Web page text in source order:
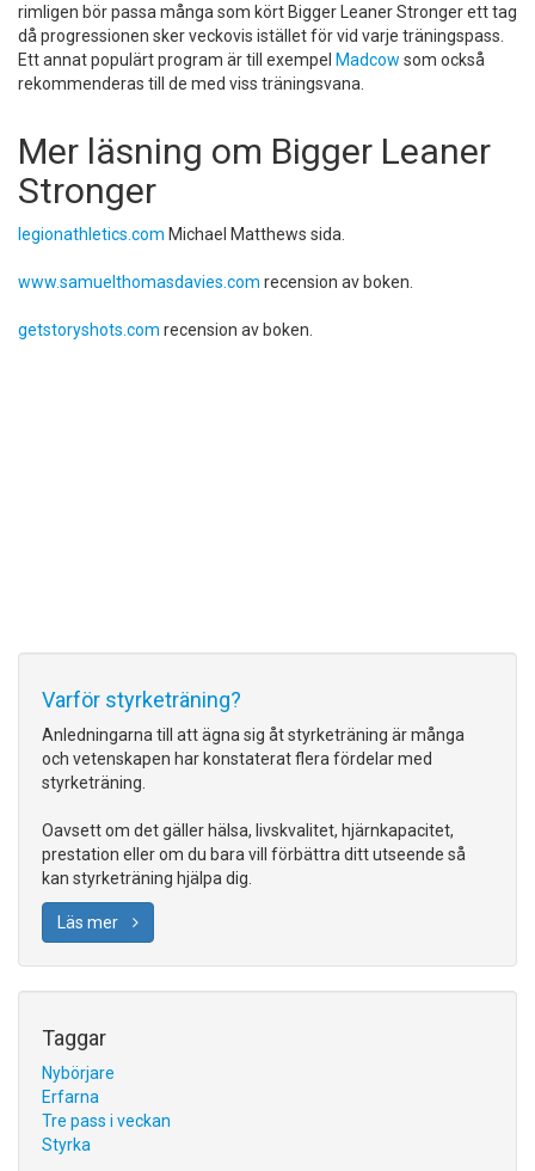
rimligen bör passa många som kört Bigger Leaner Stronger ett tag
då progressionen sker veckovis istället för vid varje träningspass.
Ett annat populärt program är till exempel Madcow som också
rekommenderas till de med viss träningsvana.
Mer läsning om Bigger Leaner
Stronger
legionathletics.com Michael Matthews sida.
www.samuelthomasdavies.com recension av boken.
getstoryshots.com recension av boken.
Varför styrketräning?
Anledningarna till att ägna sig åt styrketräning är många
och vetenskapen har konstaterat flera fördelar med
styrketräning.
Oavsett om det gäller hälsa, livskvalitet, hjärnkapacitet,
prestation eller om du bara vill förbättra ditt utseende så
kan styrketräning hjälpa dig.
Läs mer
Taggar
Nybörjare
Erfarna
Tre pass i veckan
Styrka